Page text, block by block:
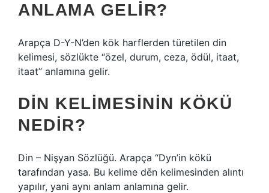
ANLAMA GELIR?
Arapça D-Y-N’den kök harflerden türetilen din
kelimesi, sözlükte “özel, durum, ceza, ödül, itaat,
itaat” anlamına gelir.
DIN KELIMESININ KÖKÜ
NEDIR?
Din – Nişyan Sözlüğü. Arapça “Dyn’in kökü
tarafından yasa. Bu kelime dēn kelimesinden alıntı
yapılır, yani aynı anlam anlamına gelir.